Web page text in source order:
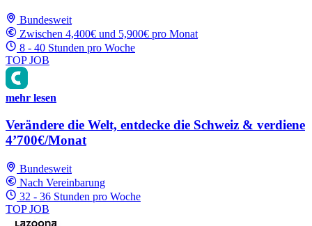
Bundesweit
Zwischen 4,400€ und 5,900€ pro Monat
8 - 40 Stunden pro Woche
TOP JOB
mehr lesen
Verändere die Welt, entdecke die Schweiz & verdiene
4’700€/Monat
Bundesweit
Nach Vereinbarung
32 - 36 Stunden pro Woche
TOP JOB